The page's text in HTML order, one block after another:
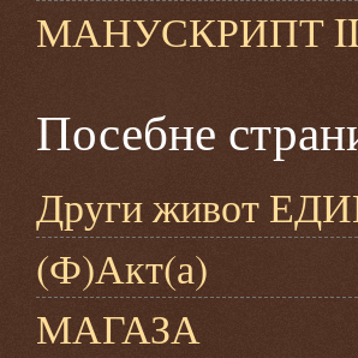
МАНУСКРИПТ
Посебне
Други живот
(Ф)Акт(а)
МАГАЗА